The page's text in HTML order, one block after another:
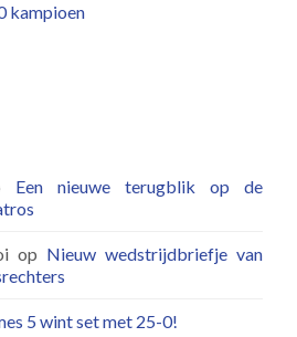
kampioen
Een nieuwe terugblik op de
op Nieuw wedstrijdbriefje van
5 wint set met 25-0!